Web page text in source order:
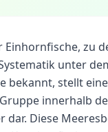
Einhornfische, zu
unter
bekannt, stellt eine
innerhalb
dar. Diese